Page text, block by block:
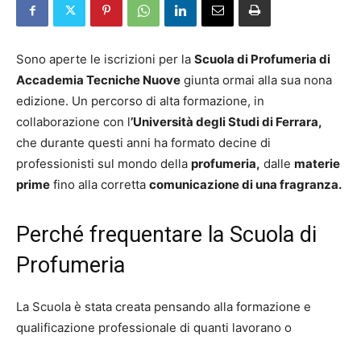
Sono aperte le iscrizioni per la Scuola di Profumeria di
Accademia Tecniche Nuove giunta ormai alla sua nona
edizione. Un percorso di alta formazione, in
collaborazione con l’Università degli Studi di Ferrara,
che durante questi anni ha formato decine di
professionisti sul mondo della profumeria, dalle materie
prime fino alla corretta comunicazione di una fragranza.
Perché frequentare la Scuola di
Profumeria
La Scuola è stata creata pensando alla formazione e
qualificazione professionale di quanti lavorano o